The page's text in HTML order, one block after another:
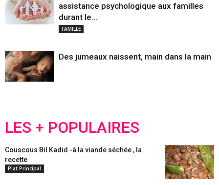
assistance psychologique aux familles
durant le...
FAMILLE
Des jumeaux naissent, main dans la main
LES + POPULAIRES
Couscous Bil Kadid -à la viande séchée , la
recette
Plat Principal